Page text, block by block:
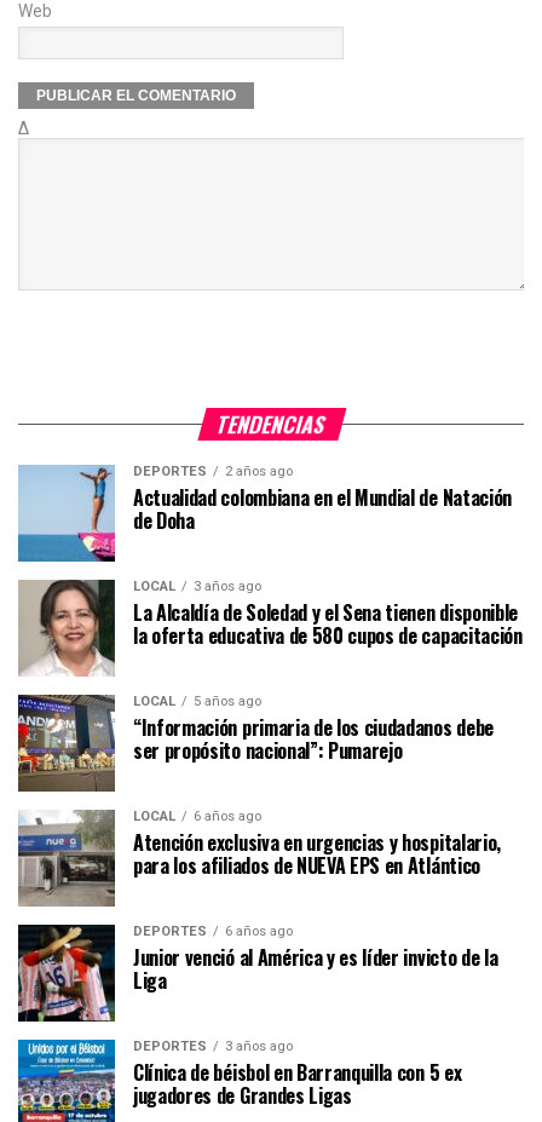
Web
Δ
TENDENCIAS
DEPORTES 2 años ago
Actualidad colombiana en el Mundial de Natación
de Doha
LOCAL 3 años ago
La Alcaldía de Soledad y el Sena tienen disponible
la oferta educativa de 580 cupos de capacitación
LOCAL 5 años ago
“Información primaria de los ciudadanos debe
ser propósito nacional”: Pumarejo
LOCAL 6 años ago
Atención exclusiva en urgencias y hospitalario,
para los afiliados de NUEVA EPS en Atlántico
DEPORTES 6 años ago
Junior venció al América y es líder invicto de la
Liga
DEPORTES 3 años ago
Clínica de béisbol en Barranquilla con 5 ex
jugadores de Grandes Ligas